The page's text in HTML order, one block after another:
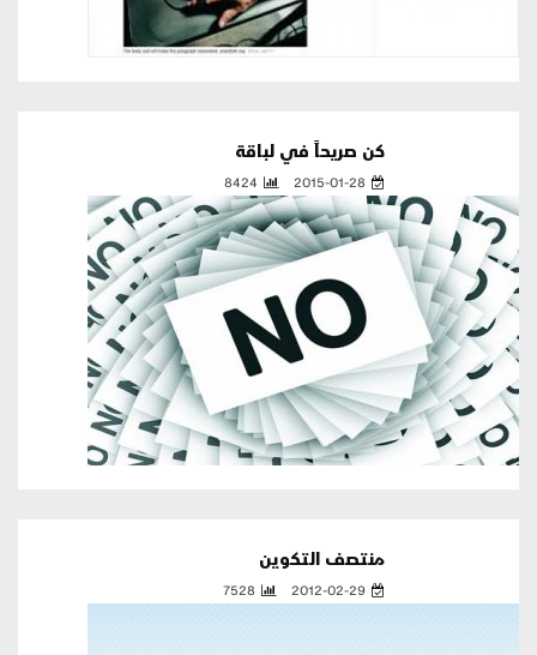
كن صريحاً في لباقة
2015-01-28
8424
منتصف التكوين
2012-02-29
7528